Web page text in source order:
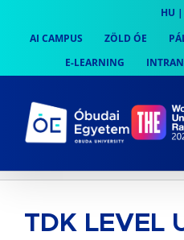
content
HU |
AI CAMPUS
ZÖLD ÓE
E-LEARNING
TDK LEVEL